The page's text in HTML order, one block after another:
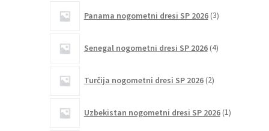
Panama nogometni dresi SP 2026 3izdelki
Senegal nogometni dresi SP 2026 4izdelki
Turčija nogometni dresi SP 2026 2izdelka
Uzbekistan nogometni dresi SP 2026 1izdelek